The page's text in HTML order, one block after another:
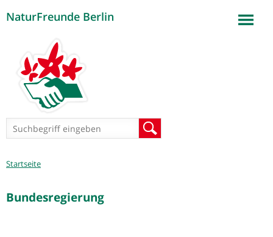
NaturFreunde Berlin
Suchformular
Sie
Startseite
Bundesregierung